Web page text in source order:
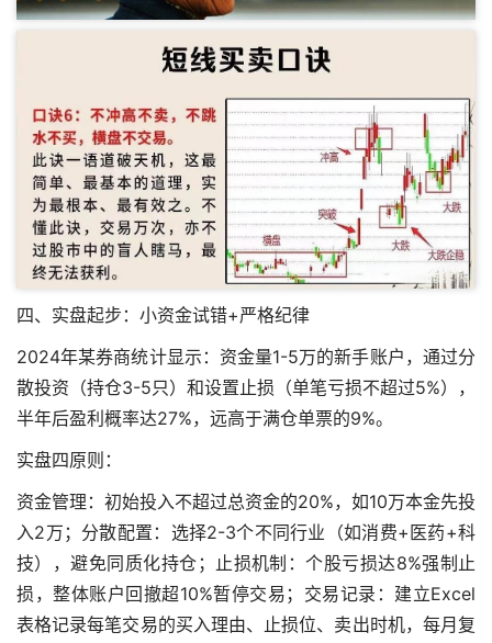
四、实盘起步：小资金试错+严格纪律
2024年某券商统计显示：资金量1-5万的新手账户，通过分
散投资（持仓3-5只）和设置止损（单笔亏损不超过5%），
半年后盈利概率达27%，远高于满仓单票的9%。
实盘四原则：
资金管理：初始投入不超过总资金的20%，如10万本金先投
入2万；分散配置：选择2-3个不同行业（如消费+医药+科
技），避免同质化持仓；止损机制：个股亏损达8%强制止
损，整体账户回撤超10%暂停交易；交易记录：建立Excel
表格记录每笔交易的买入理由、止损位、卖出时机，每月复